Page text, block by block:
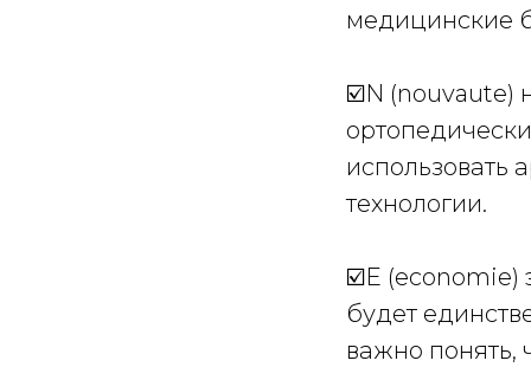
медицинские
☑️N (nouvaute)
использовать
технологии.
☑️E (economie)
будет
важно понять,